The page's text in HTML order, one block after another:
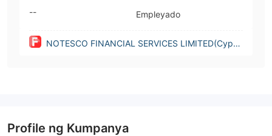
--
Empleyado
NOTESCO FINANCIAL SERVICES LIMITED(Cypru
Profile ng Kumpanya